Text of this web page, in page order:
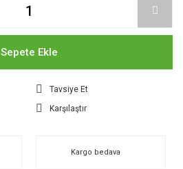
Sepete Ekle
Tavsiye Et
Karşılaştır
Kargo bedava